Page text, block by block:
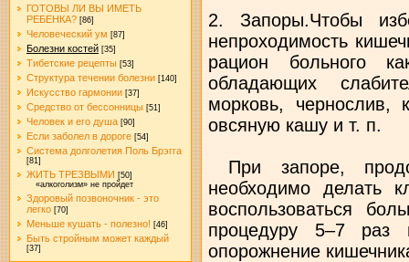
ГОТОВЫ ЛИ ВЫ ИМЕТЬ
РЕБЕНКА? [86]
Человеческий ум [87]
Болезни костей [35]
Тибетские рецепты [53]
Структура течении болезни [140]
Искусство гармонии [37]
Средство от бессонницы [51]
Человек и его душа [90]
Если заболел в дороге [54]
Система долголетия Поль Брэгга
[81]
ЖИТЬ ТРЕЗВЫМИ [50]
«алкоголизм» не пройдет
Здоровый позвоночник - это
легко [70]
Меньше кушать - полезно! [46]
Быть стройным может каждый
[37]
2. Запоры.Чтобы
непроходимость
рацион больного
обладающих
морковь, чернослив,
овсяную кашу и т. п.
При запоре,
необходимо делать
воспользоваться
процедуру 5–7 раз
опорожнение